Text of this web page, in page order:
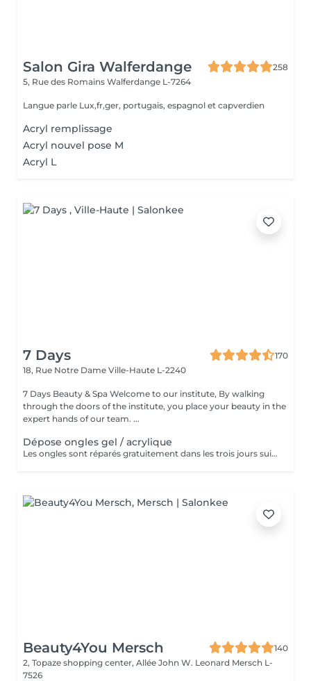
Salon Gira Walferdange
258
5, Rue des Romains Walferdange L-7264
Langue parle Lux,fr,ger, portugais, espagnol et capverdien
Acryl remplissage
Acryl nouvel pose M
Acryl L
7 Days
170
18, Rue Notre Dame Ville-Haute L-2240
7 Days Beauty & Spa Welcome to our institute, By walking
through the doors of the institute, you place your beauty in the
expert hands of our team. ...
Dépose ongles gel / acrylique
Les ongles sont réparés gratuitement dans les trois jours suivant le service ! A partir du quatrième jour la prestation est payante.
Beauty4You Mersch
140
2, Topaze shopping center, Allée John W. Leonard Mersch L-
7526